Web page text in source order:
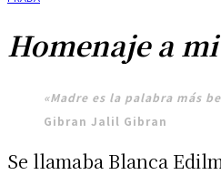
Homenaje a
«Madre es la palabra más
Gibran Jalil Gibran
Se llamaba Blanca